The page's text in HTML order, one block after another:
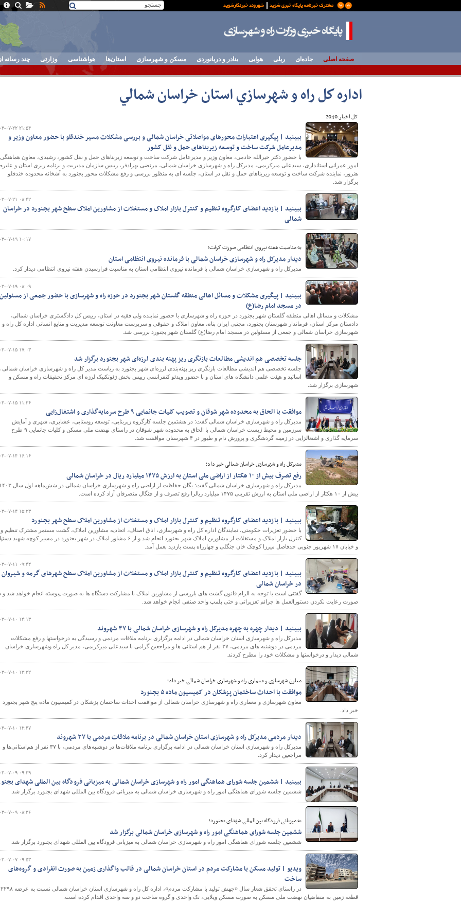
پایگاه خبری وزارت راه و
شهرسازی
صفحه اصلی جاده‌ای ریلی هوایی بنادر و دریانوردی مسکن و شهرسازی استان‌ها هواشناسی وزارتی چند رسانه
اداره كل راه و شهرسازي استان خراسان شمالي
کل اخبار:2040
۱۴۰۳-۰۷-۲۲
ببینید | پیگیری اعتبارات محورهای مواصلاتی خراسان شمالی و بررسی مشکلات مسیر خندقلو با حضور معاون وزیر و
مدیرعامل شرکت ساخت و توسعه زیربناهای حمل و نقل کشور
با حضور دکتر خیرالله خادمی، معاون وزیر و مدیرعامل شرکت ساخت و توسعه زیربناهای حمل و نقل کشور، رشیدی، معاون هماهنگی
امور عمرانی استانداری، سیدعلی میرکریمی، مدیرکل راه و شهرسازی خراسان شمالی، مرتضی بهزادفر، رییس سازمان مدیریت و برنامه ریزی استان و
هنرور، نماینده شرکت ساخت و توسعه زیربناهای حمل و نقل در استان، جلسه ای به منظور بررسی و رفع مشکلات محور بجنورد به آشخانه محدوده خندقلو
برگزار شد.
۱۴۰۳-۰۷-۲۱
ببینید | بازدید اعضای کارگروه تنظیم و کنترل بازار املاک و مستغلات از مشاورین املاک سطح شهر بجنورد در خراسان
شمالی
۱۴۰۳-۰۷-۱۹
به مناسبت هفته نیروی انتظامی صورت گرفت؛
دیدار مدیرکل راه و شهرسازی خراسان شمالی با فرمانده نیروی انتظامی استان
مدیرکل راه و شهرسازی خراسان شمالی با فرمانده نیروی انتظامی استان به مناسبت فرارسیدن هفته نیروی انتظامی دیدار کرد.
۱۴۰۳-۰۷-۱۹
ببینید | پیگیری مشکلات و مسائل اهالی منطقه گلستان شهر بجنورد در حوزه راه و شهرسازی با حضور جمعی از مسئولین
در مسجد امام رضا(ع)
مشکلات و مسائل اهالی منطقه گلستان شهر بجنورد در حوزه راه و شهرسازی با حضور نماینده ولی فقیه در استان، رییس کل دادگستری خراسان شمالی،
دادستان مرکز استان، فرماندار شهرستان بجنورد، مجتبی ایران پناه، معاون املاک و حقوقی و سرپرست معاونت توسعه مدیریت و منابع انسانی اداره کل راه و
شهرسازی خراسان شمالی و جمعی از مسئولین در مسجد امام رضا(ع) گلستان شهر بجنورد بررسی شد.
۱۴۰۳-۰۷-۱۵
جلسه تخصصی هم اندیشی مطالعات بازنگری ریز پهنه بندی لرزه‌ای شهر بجنورد برگزار شد
جلسه تخصصی هم اندیشی مطالعات بازنگری ریز پهنه‌بندی لرزه‌ای شهر بجنورد به ریاست مدیر کل راه و شهرسازی خراسان شمالی
اساتید و هیئت علمی دانشگاه های استان و با حضور ویدئو کنفرانسی رییس بخش ژئوتکنیک لرزه ای مرکز تحقیقات راه و مسکن و
شهرسازی برگزار شد.
۱۴۰۳-۰۷-۱۵
موافقت با الحاق به محدوده شهر شوقان و تصویب کلیات جانمایی ۹ طرح سرمایه‌گذاری و اشتغال‌زایی
مدیرکل راه و شهرسازی خراسان شمالی گفت: در هشتمین جلسه کارگروه زیربنایی، توسعه روستایی، عشایری، شهری و آمایش
سرزمین و محیط زیست خراسان شمالی با الحاق به محدوده شهر شوقان در راستای نهضت ملی مسکن و کلیات جانمایی ۹ طرح
سرمایه گذاری و اشتغالزایی در زمینه گردشگری و پرورش دام و طیور در ۴ شهرستان موافقت شد.
۱۴۰۳-۰۷-۱۴
مدیرکل راه و شهرسازی خراسان شمالی خبر داد؛
رفع تصرف بیش از ۱۰ هکتار از اراضی ملی استان به ارزش ۱۴۷۵ میلیارد ریال در خراسان شمالی
مدیرکل راه و شهرسازی خراسان شمالی گفت: یگان حفاظت از اراضی راه و شهرسازی خراسان شمالی در شش‌ماهه اول سال ۱۴۰۳
بیش از ۱۰ هکتار از اراضی ملی استان به ارزش تقریبی ۱۴۷۵ میلیارد ریالرا رفع تصرف و از چنگال متصرفان آزاد کرده است.
۱۴۰۳-۰۷-۱۴
ببینید | بازدید اعضای کارگروه تنظیم و کنترل بازار املاک و مستغلات از مشاورین املاک سطح شهر بجنورد
با حضور تعزیرات حکومتی، نمایندگان اداره کل راه و شهرسازی، اتاق اصناف، اتحادیه مشاورین املاک، گشت مستمر مشترک تنظیم و
کنترل بازار املاک و مستغلات از مشاورین املاک شهر بجنورد انجام شد و از ۶ مشاور املاک در شهر بجنورد در مسیر کوچه شهید
و خیابان ۱۷ شهریور جنوبی حدفاصل میرزا کوچک خان جنگلی و چهارراه پست بازدید بعمل آمد.
۱۴۰۳-۰۷-۱۱
ببینید | بازدید اعضای کارگروه تنظیم و کنترل بازار املاک و مستغلات از مشاورین املاک سطح شهرهای گرمه و شیروان
در خراسان شمالی
گفتنی است با توجه به الزام قانون گشت های بازرسی از مشاورین املاک با مشارکت دستگاه ها به صورت پیوسته انجام خواهد شد و
صورت رعایت نکردن دستورالعمل ها جرائم تعزیراتی و حتی پلمپ واحد صنفی انجام خواهد شد.
۱۴۰۳-۰۷-۱۰
ببینید | دیدار چهره به چهره مدیرکل راه و شهرسازی خراسان شمالی با ۳۷ شهروند
مدیرکل راه و شهرسازی استان خراسان شمالی در ادامه برگزاری برنامه ملاقات مردمی و رسیدگی به درخواستها و رفع مشکلات
مردمی در دوشنبه های مردمی، ۳۷ نفر از هم استانی ها و مراجعین گرامی با سیدعلی میرکریمی، مدیر کل راه وشهرسازی خراسان
شمالی دیدار و درخواستها و مشکلات خود را مطرح کردند.
۱۴۰۳-۰۷-۱۰
معاون شهرسازی و معماری راه و شهرسازی خراسان شمالی خبر داد؛
موافقت با احداث ساختمان پزشکان در کمیسیون ماده ۵ بجنورد
معاون شهرسازی و معماری راه و شهرسازی خراسان شمالی از موافقت احداث ساختمان پزشکان در کمیسیون ماده پنج شهر بجنورد
خبر داد.
۱۴۰۳-۰۷-۱۰
دیدار مردمی مدیرکل راه و شهرسازی استان خراسان شمالی در برنامه ملاقات مردمی با ۳۷ شهروند
مدیرکل راه و شهرسازی استان خراسان شمالی در ادامه برگزاری برنامه ملاقات‌ها در دوشنبه‌های مردمی، با ۳۷ نفر از هم‌استانی‌ها و
مراجعین دیدار کرد.
۱۴۰۳-۰۷-۰۹
ببینید | ششمین جلسه شورای هماهنگی امور راه و شهرسازی خراسان شمالی به میزبانی فرودگاه بین المللی شهدای
ششمین جلسه شورای هماهنگی امور راه و شهرسازی خراسان شمالی به میزبانی فرودگاه بین المللی شهدای بجنورد برگزار شد.
۱۴۰۳-۰۷-۰۹
به میزبانی فرودگاه بین‌المللی شهدای بجنورد؛
ششمین جلسه شورای هماهنگی امور راه و شهرسازی خراسان شمالی برگزار شد
ششمین جلسه شورای هماهنگی امور راه و شهرسازی خراسان شمالی به میزبانی فرودگاه بین المللی شهدای بجنورد برگزار شد.
۱۴۰۳-۰۷-۰۷
ویدیو | تولید مسکن با مشارکت مردم در استان خراسان شمالی در قالب واگذاری زمین به صورت انفرادی و گروه‌های
ساخت
در راستای تحقق شعار سال «جهش تولید با مشارکت مردم»، اداره کل راه و شهرسازی استان خراسان شمالی نسبت به عرضه ۲۲۹۸
قطعه زمین به متقاضیان نهضت ملی مسکن به صورت مسکن ویلایی، تک واحدی و گروه ساخت دو و سه واحدی اقدام کرده است.